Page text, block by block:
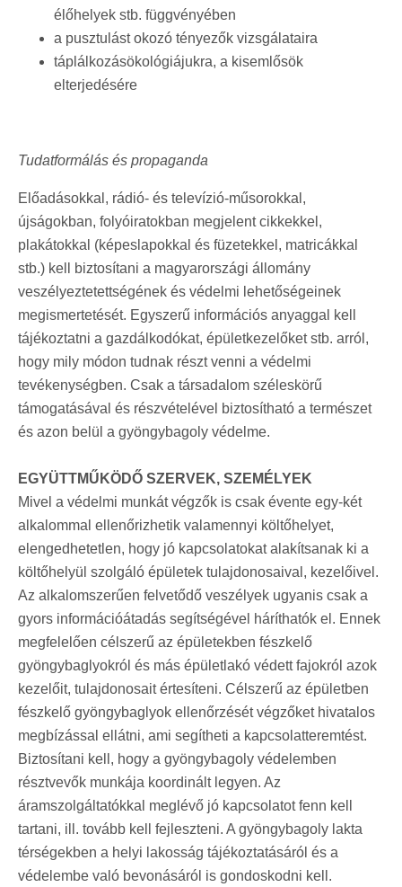
élőhelyek stb. függvényében
a pusztulást okozó tényezők vizsgálataira
táplálkozásökológiájukra, a kisemlősök
elterjedésére
Tudatformálás és propaganda
Előadásokkal, rádió- és televízió-műsorokkal,
újságokban, folyóiratokban megjelent cikkekkel,
plakátokkal (képeslapokkal és füzetekkel, matricákkal
stb.) kell biztosítani a magyarországi állomány
veszélyeztetettségének és védelmi lehetőségeinek
megismertetését. Egyszerű információs anyaggal kell
tájékoztatni a gazdálkodókat, épületkezelőket stb. arról,
hogy mily módon tudnak részt venni a védelmi
tevékenységben. Csak a társadalom széleskörű
támogatásával és részvételével biztosítható a természet
és azon belül a gyöngybagoly védelme.
EGYÜTTMŰKÖDŐ SZERVEK, SZEMÉLYEK
Mivel a védelmi munkát végzők is csak évente egy-két
alkalommal ellenőrizhetik valamennyi költőhelyet,
elengedhetetlen, hogy jó kapcsolatokat alakítsanak ki a
költőhelyül szolgáló épületek tulajdonosaival, kezelőivel.
Az alkalomszerűen felvetődő veszélyek ugyanis csak a
gyors információátadás segítségével háríthatók el. Ennek
megfelelően célszerű az épületekben fészkelő
gyöngybaglyokról és más épületlakó védett fajokról azok
kezelőit, tulajdonosait értesíteni. Célszerű az épületben
fészkelő gyöngybaglyok ellenőrzését végzőket hivatalos
megbízással ellátni, ami segítheti a kapcsolatteremtést.
Biztosítani kell, hogy a gyöngybagoly védelemben
résztvevők munkája koordinált legyen. Az
áramszolgáltatókkal meglévő jó kapcsolatot fenn kell
tartani, ill. tovább kell fejleszteni. A gyöngybagoly lakta
térségekben a helyi lakosság tájékoztatásáról és a
védelembe való bevonásáról is gondoskodni kell.